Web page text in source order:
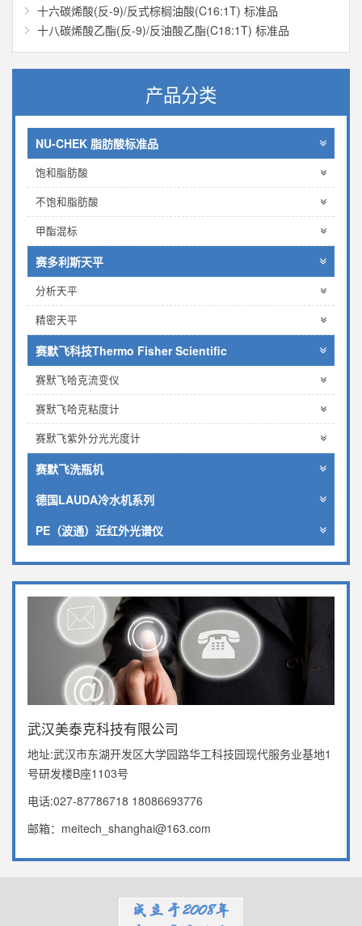
十六碳烯酸(反-9)/反式棕榈油酸(C16:1T) 标准品
十八碳烯酸乙酯(反-9)/反油酸乙酯(C18:1T) 标准品
产品分类
NU-CHEK 脂肪酸标准品
饱和脂肪酸
不饱和脂肪酸
甲酯混标
赛多利斯天平
分析天平
精密天平
赛默飞科技Thermo Fisher Scientific
赛默飞哈克流变仪
赛默飞哈克粘度计
赛默飞紫外分光光度计
赛默飞洗瓶机
德国LAUDA冷水机系列
PE（波通）近红外光谱仪
武汉美泰克科技有限公司
地址:武汉市东湖开发区大学园路华工科技园现代服务业基地1
号研发楼B座1103号
电话:027-87786718 18086693776
邮箱：meitech_shanghai@163.com